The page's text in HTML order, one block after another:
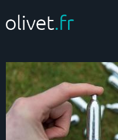
contenu
principal